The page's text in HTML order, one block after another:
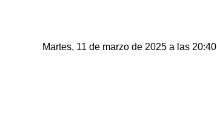
Martes, 11 de marzo de 2025 a las 20:40